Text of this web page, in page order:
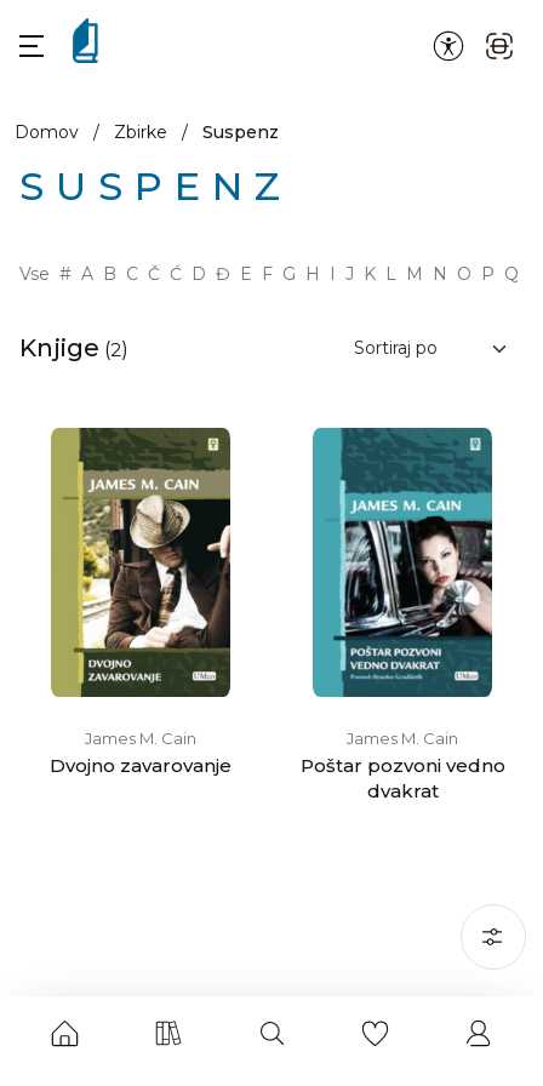
Domov / Zbirke / Suspenz
SUSPENZ
Vse # A B C Č Ć D Đ E F G H I J K L M N O P Q
Knjige (2)
James M. Cain
Dvojno zavarovanje
James M. Cain
Poštar pozvoni vedno
dvakrat